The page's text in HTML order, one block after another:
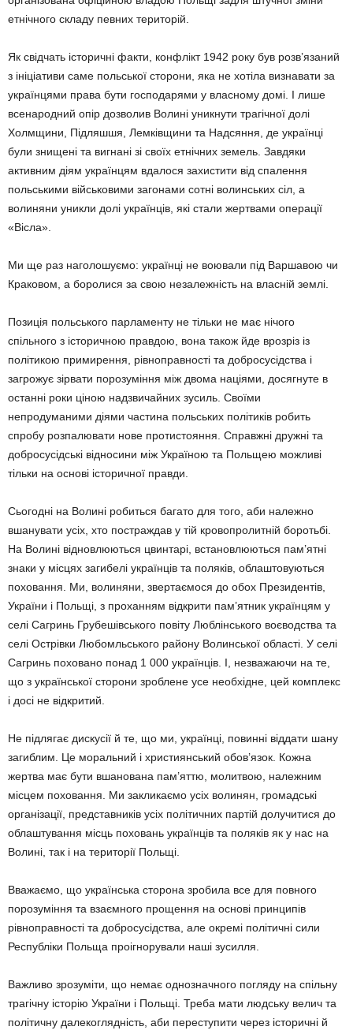
етнічного складу певних територій.
Як свідчать історичні факти, конфлікт 1942 року був розв’язаний
з ініціативи саме польської сторони, яка не хотіла визнавати за
українцями права бути господарями у власному домі. І лише
всенародний опір дозволив Волині уникнути трагічної долі
Холмщини, Підляшшя, Лемківщини та Надсяння, де українці
були знищені та вигнані зі своїх етнічних земель. Завдяки
активним діям українцям вдалося захистити від спалення
польськими військовими загонами сотні волинських сіл, а
волиняни уникли долі українців, які стали жертвами операції
«Вісла».
Ми ще раз наголошуємо: українці не воювали під Варшавою чи
Краковом, а боролися за свою незалежність на власній землі.
Позиція польського парламенту не тільки не має нічого
спільного з історичною правдою, вона також йде врозріз із
політикою примирення, рівноправності та добросусідства і
загрожує зірвати порозуміння між двома націями, досягнуте в
останні роки ціною надзвичайних зусиль. Своїми
непродуманими діями частина польських політиків робить
спробу розпалювати нове протистояння. Справжні дружні та
добросусідські відносини між Україною та Польщею можливі
тільки на основі історичної правди.
Сьогодні на Волині робиться багато для того, аби належно
вшанувати усіх, хто постраждав у тій кровопролитній боротьбі.
На Волині відновлюються цвинтарі, встановлюються пам’ятні
знаки у місцях загибелі українців та поляків, облаштовуються
поховання. Ми, волиняни, звертаємося до обох Президентів,
України і Польщі, з проханням відкрити пам’ятник українцям у
селі Сагринь Грубешівського повіту Люблінського воєводства та
селі Острівки Любомльського району Волинської області. У селі
Сагринь поховано понад 1 000 українців. І, незважаючи на те,
що з української сторони зроблене усе необхідне, цей комплекс
і досі не відкритий.
Не підлягає дискусії й те, що ми, українці, повинні віддати шану
загиблим. Це моральний і християнський обов’язок. Кожна
жертва має бути вшанована пам’яттю, молитвою, належним
місцем поховання. Ми закликаємо усіх волинян, громадські
організації, представників усіх політичних партій долучитися до
облаштування місць поховань українців та поляків як у нас на
Волині, так і на території Польщі.
Вважаємо, що українська сторона зробила все для повного
порозуміння та взаємного прощення на основі принципів
рівноправності та добросусідства, але окремі політичні сили
Республіки Польща проігнорували наші зусилля.
Важливо зрозуміти, що немає однозначного погляду на спільну
трагічну історію України і Польщі. Треба мати людську велич та
політичну далекоглядність, аби переступити через історичні й